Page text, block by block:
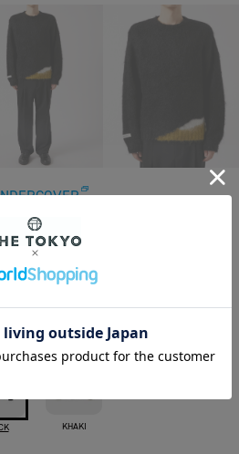
】UP2D4904 MOHAIR KNIT PO
55,000
ポイント付与
カラー
KHAKI